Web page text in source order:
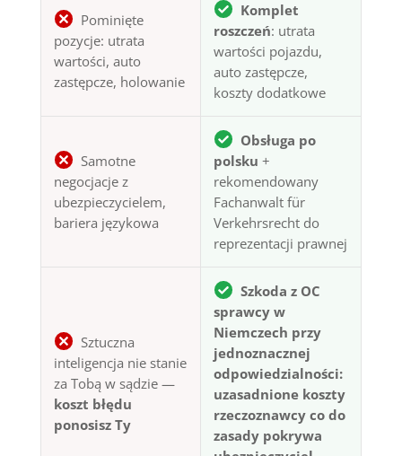
Pominięte
pozycje: utrata
wartości, auto
zastępcze, holowanie
Komplet
roszczeń: utrata
wartości pojazdu,
auto zastępcze,
koszty dodatkowe
Samotne
negocjacje z
ubezpieczycielem,
bariera językowa
Obsługa po
polsku +
rekomendowany
Fachanwalt für
Verkehrsrecht do
reprezentacji prawnej
Sztuczna
inteligencja nie stanie
za Tobą w sądzie —
koszt błędu
ponosisz Ty
Szkoda z OC
sprawcy w
Niemczech przy
jednoznacznej
odpowiedzialności:
uzasadnione koszty
rzeczoznawcy co do
zasady pokrywa